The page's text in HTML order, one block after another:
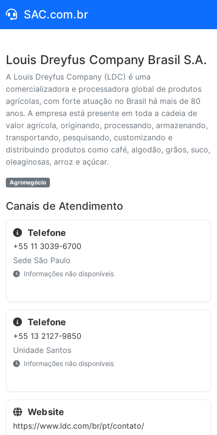
SAC.com.br
Louis Dreyfus Company Brasil S.A.
A Louis Dreyfus Company (LDC) é uma
comercializadora e processadora global de produtos
agrícolas, com forte atuação no Brasil há mais de 80
anos. A empresa está presente em toda a cadeia de
valor agrícola, originando, processando, armazenando,
transportando, pesquisando, customizando e
distribuindo produtos como café, algodão, grãos, suco,
oleaginosas, arroz e açúcar.
Agronegócio
Canais de Atendimento
Telefone
+55 11 3039-6700
Sede São Paulo
Informações não disponíveis
Telefone
+55 13 2127-9850
Unidade Santos
Informações não disponíveis
Website
https://www.ldc.com/br/pt/contato/